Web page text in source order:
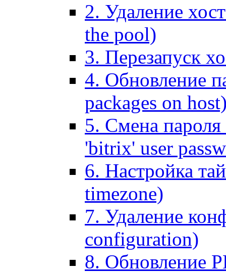
2. Удаление
the pool)
3. Перезапуск
4. Обновление
packages on
5. Смена пароля
'bitrix' user
6. Настройка
timezone)
7. Удаление
configuration)
8. Обновление